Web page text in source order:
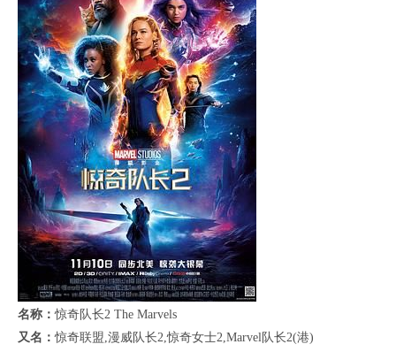
名称：惊奇队长2 The Marvels
又名：惊奇联盟,漫威队长2,惊奇女士2,Marvel队长2(港)